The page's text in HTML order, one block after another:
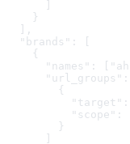
    }
  ],
  "brands": [
    {
"names":
"url_groups":
        {
"scope":
        }